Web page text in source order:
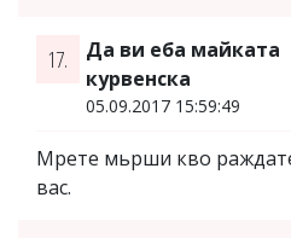
17.
Да ви еба майката
курвенска
05.09.2017 15:59:49
Мрете мьрши кво
вас.